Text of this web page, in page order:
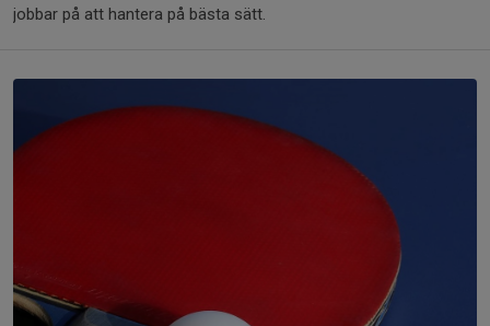
jobbar på att hantera på bästa sätt.